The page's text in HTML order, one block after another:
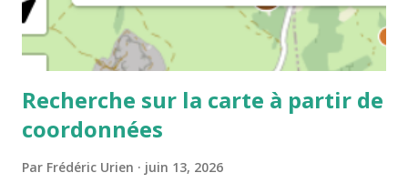
Recherche sur la carte à partir de
coordonnées
Par Frédéric Urien juin 13, 2026